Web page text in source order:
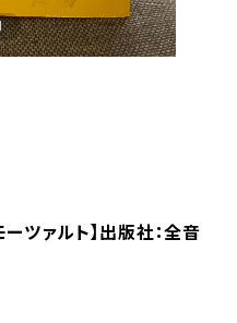
ツァルト】出版社：全音